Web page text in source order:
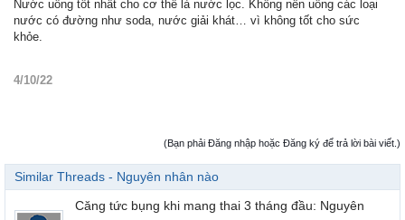
nước có đường như soda, nước giải khát… vì không tốt cho sức
khỏe.
4/10/22
(Bạn phải Đăng nhập hoặc Đăng ký để trả lời bài viết.)
Similar Threads - Nguyên nhân nào
Căng tức bụng khi mang thai 3 tháng đầu: Nguyên